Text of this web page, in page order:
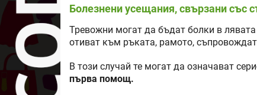
Болезнени усещания, свързани със
Тревожни могат да бъдат болки в
отиват към ръката, рамото,
В този случай те могат да означават
първа помощ.